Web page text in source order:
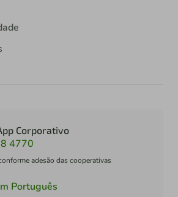
Corporativo
4770
adesão das cooperativas
Português